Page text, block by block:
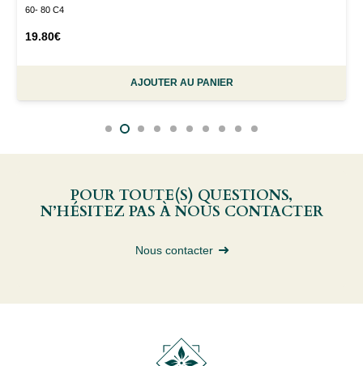
60- 80 C4
19.80€
AJOUTER AU PANIER
POUR TOUTE(S) QUESTIONS,
N’HÉSITEZ PAS À NOUS CONTACTER
Nous contacter